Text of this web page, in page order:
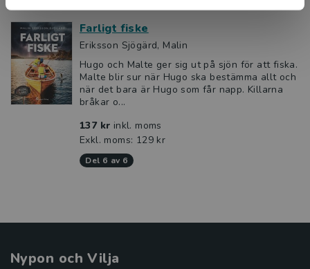
Farligt fiske
Eriksson Sjögärd, Malin
Hugo och Malte ger sig ut på sjön för att fiska.
Malte blir sur när Hugo ska bestämma allt och
när det bara är Hugo som får napp. Killarna
bråkar o...
137 kr inkl. moms
Exkl. moms: 129 kr
del 6 av 6
Nypon och Vilja